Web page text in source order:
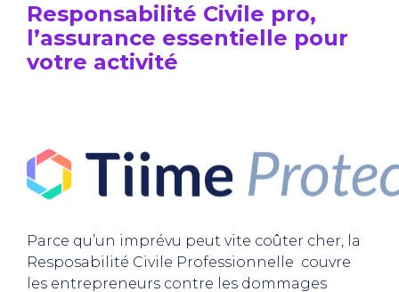
Responsabilité Civile pro,
l’assurance essentielle pour
votre activité
Parce qu’un imprévu peut vite coûter cher, la
Resposabilité Civile Professionnelle couvre
les entrepreneurs contre les dommages